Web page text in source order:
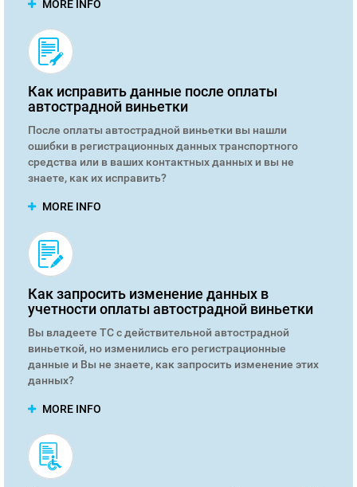
MORE INFO
Как исправить данные после оплаты
автострадной виньетки
После оплаты автострадной виньетки вы нашли
ошибки в регистрационных данных транспортного
средства или в ваших контактных данных и вы не
знаете, как их исправить?
MORE INFO
Как запросить изменение данных в
учетности оплаты автострадной виньетки
Вы владеете ТС с действительной автострадной
виньеткой, но изменились его регистрационные
данные и Вы не знаете, как запросить изменение этих
данных?
MORE INFO